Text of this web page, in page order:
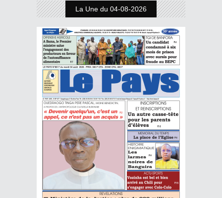
La Une du 04-08-2026